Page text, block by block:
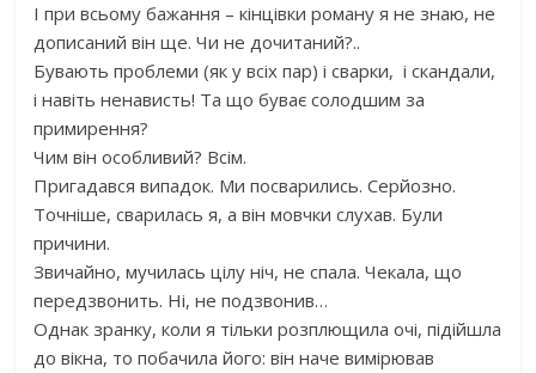
І при всьому бажання – кінцівки роману я не знаю, не
дописаний він ще. Чи не дочитаний?..
Бувають проблеми (як у всіх пар) і сварки, і скандали,
і навіть ненависть! Та що буває солодшим за
примирення?
Чим він особливий? Всім.
Пригадався випадок. Ми посварились. Серйозно.
Точніше, сварилась я, а він мовчки слухав. Були
причини.
Звичайно, мучилась цілу ніч, не спала. Чекала, що
передзвонить. Ні, не подзвонив…
Однак зранку, коли я тільки розплющила очі, підійшла
до вікна, то побачила його: він наче вимірював